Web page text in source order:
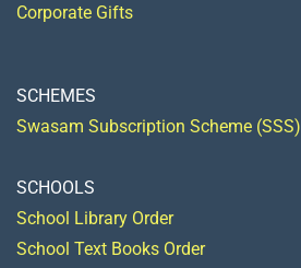
Corporate Gifts
SCHEMES
Swasam Subscription Scheme (SSS)
SCHOOLS
School Library Order
School Text Books Order